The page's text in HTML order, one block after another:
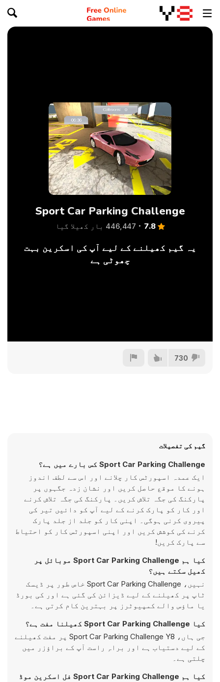
Sport Car Parking Challenge
7.8 446,447 بار کھیلا گیا
یہ گیم کھیلنے کے لیے آپ کی اسکرین بہت
چھوٹی ہے
730
گیم کی تفصیلات
Sport Car Parking Challenge کس بارے میں ہے؟
ایک عمدہ اسپورٹس کار چلانے اور اس سے لطف اندوز
ہونے کا موقع حاصل کریں اور نشان زدہ جگہوں پر
پارکنگ کی جگہ تلاش کریں۔ پارکنگ کی جگہ تلاش کرنے
اور کار کو پارک کرنے کے لیے آپ کو دائیں تیر کی
پیروی کرنی ہوگی۔ اپنی کار کو جلد از جلد پارک
کرنے کی کوشش کریں اور اپنی اسپورٹس کار کو احتیاط
سے پارک کریں!
کیا ہم Sport Car Parking Challenge موبائل پر
کھیل سکتے ہیں؟
نہیں، Sport Car Parking Challenge خاص طور پر ڈیسک
ٹاپ پر کھیلنے کے لیے ڈیزائن کی گئی ہے اور کی بورڈ
یا ماؤس والے کمپیوٹرز پر بہترین کام کرتی ہے۔
کیا Sport Car Parking Challenge کھیلنا مفت ہے؟
جی ہاں، Sport Car Parking Challenge Y8 پر مفت کھیلنے
کے لیے دستیاب ہے اور براہِ راست آپ کے براؤزر میں
چلتی ہے۔
کیا ہم Sport Car Parking Challenge فل اسکرین موڈ